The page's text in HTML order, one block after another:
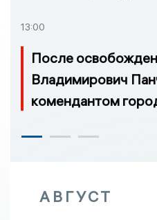
13:00
После
Владимирович
комендантом
АВГУСТ